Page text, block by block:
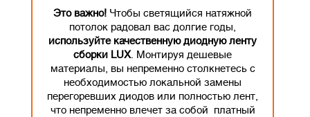
Это важно! Чтобы светящийся натяжной
потолок радовал вас долгие годы,
используйте качественную диодную ленту
сборки LUX. Монтируя дешевые
материалы, вы непременно столкнетесь с
необходимостью локальной замены
перегоревших диодов или полностью лент,
что непременно влечет за собой платный